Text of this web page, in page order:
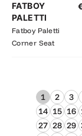
FATBOY
PALETTI
Fatboy Paletti
Corner Seat
1 2 3
14 15 16
27 28 29